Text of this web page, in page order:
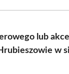
lub
w